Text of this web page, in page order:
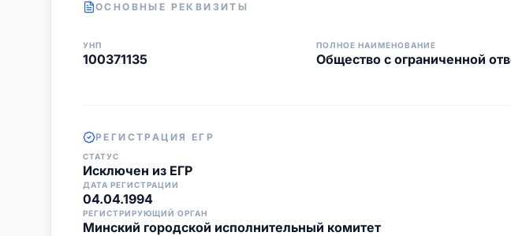
ОСНОВНЫЕ РЕКВИЗИТЫ
УНП
100371135
ПОЛНОЕ НАИМЕНОВАНИЕ
Общество с ограниченной
РЕГИСТРАЦИЯ ЕГР
СТАТУС
Исключен из ЕГР
ДАТА РЕГИСТРАЦИИ
04.04.1994
РЕГИСТРИРУЮЩИЙ ОРГАН
Минский городской исполнительный комитет